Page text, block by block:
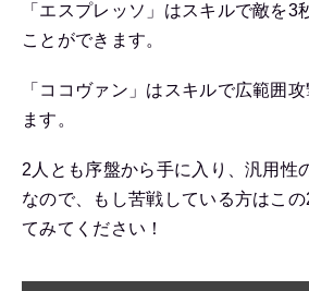
「エスプレッソ」はスキルで敵を3
ことができます。
「ココヴァン」はスキルで広範囲
ます。
2人とも序盤から手に入り、汎用性
なので、もし苦戦している方はこ
てみてください！